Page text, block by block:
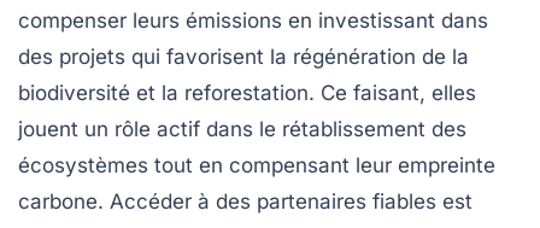
compenser leurs émissions en investissant dans
des projets qui favorisent la régénération de la
biodiversité et la reforestation. Ce faisant, elles
jouent un rôle actif dans le rétablissement des
écosystèmes tout en compensant leur empreinte
carbone. Accéder à des partenaires fiables est